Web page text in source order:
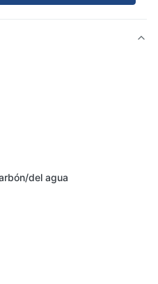
del agua